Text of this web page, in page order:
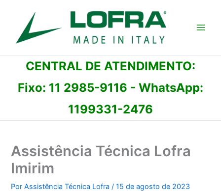
conteúdo
CENTRAL DE ATENDIMENTO:
Fixo: 11 2985-9116 - WhatsApp:
1199331-2476
Assistência Técnica Lofra
Imirim
PorAssistência Técnica Lofra/15 de agosto de 2023